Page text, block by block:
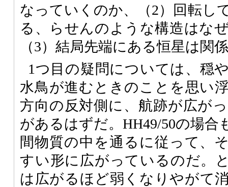
なっていくのか、（2）回転し
る、らせんのような構造はな
（3）結局先端にある恒星は関
1つ目の疑問については、穏
水鳥が進むときのことを思い
方向の反対側に、航跡が広が
があるはずだ。HH49/50の場合
間物質の中を通るに従って、
すい形に広がっているのだ。
は広がるほど弱くなりやがて